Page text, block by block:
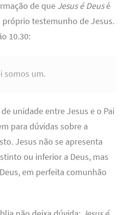
de que Jesus é Deusé
testemunho de Jesus.
10.30:
somos um.
unidade entre Jesus e o Pai
para dúvidas sobre a
Jesus não se apresenta
ou inferior a Deus, mas
em perfeita comunhão